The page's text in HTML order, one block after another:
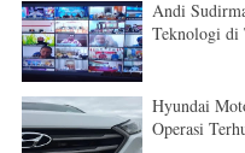
Andi
Teknologi di
Hyundai
Operasi